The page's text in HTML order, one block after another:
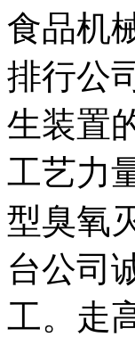
食品机
排行公
生装置
工艺力
型臭氧
台公司
工。走